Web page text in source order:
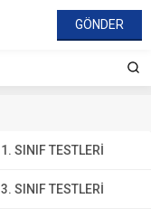
1. SINIF TESTLERI
3. SINIF TESTLERI